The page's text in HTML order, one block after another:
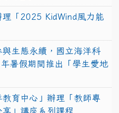
「2025 KidWind風力能
生態永續，國立海洋科
暑假期間推出「學生愛地
教育中心」辦理「教師專
」講座系列課程